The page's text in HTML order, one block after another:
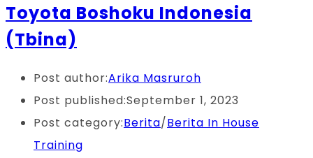
Toyota Boshoku Indonesia
(Tbina)
Post author:Arika Masruroh
Post published:September 1, 2023
Post category:Berita/Berita In House
Training